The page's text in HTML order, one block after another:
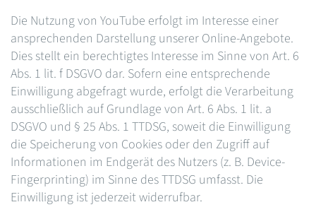
Die Nutzung von YouTube erfolgt im Interesse einer
ansprechenden Darstellung unserer Online-Angebote.
Dies stellt ein berechtigtes Interesse im Sinne von Art. 6
Abs. 1 lit. f DSGVO dar. Sofern eine entsprechende
Einwilligung abgefragt wurde, erfolgt die Verarbeitung
ausschließlich auf Grundlage von Art. 6 Abs. 1 lit. a
DSGVO und § 25 Abs. 1 TTDSG, soweit die Einwilligung
die Speicherung von Cookies oder den Zugriff auf
Informationen im Endgerät des Nutzers (z. B. Device-
Fingerprinting) im Sinne des TTDSG umfasst. Die
Einwilligung ist jederzeit widerrufbar.